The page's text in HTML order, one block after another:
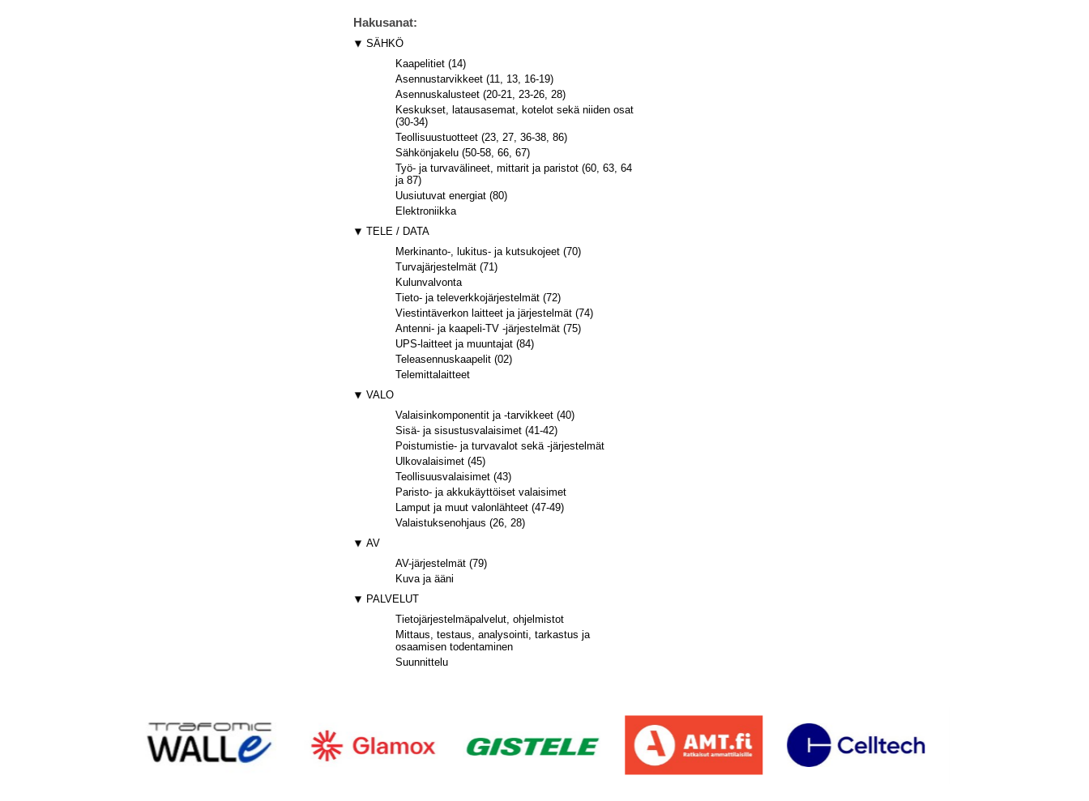
Hakusanat:
SÄHKÖ
Kaapelitiet (14)
Asennustarvikkeet (11, 13, 16-19)
Asennuskalusteet (20-21, 23-26, 28)
Keskukset, latausasemat, kotelot sekä niiden osat
(30-34)
Teollisuustuotteet (23, 27, 36-38, 86)
Sähkönjakelu (50-58, 66, 67)
Työ- ja turvavälineet, mittarit ja paristot (60, 63, 64
ja 87)
Uusiutuvat energiat (80)
Elektroniikka
TELE / DATA
Merkinanto-, lukitus- ja kutsukojeet (70)
Turvajärjestelmät (71)
Kulunvalvonta
Tieto- ja televerkkojärjestelmät (72)
Viestintäverkon laitteet ja järjestelmät (74)
Antenni- ja kaapeli-TV -järjestelmät (75)
UPS-laitteet ja muuntajat (84)
Teleasennuskaapelit (02)
Telemittalaitteet
VALO
Valaisinkomponentit ja -tarvikkeet (40)
Sisä- ja sisustusvalaisimet (41-42)
Poistumistie- ja turvavalot sekä -järjestelmät
Ulkovalaisimet (45)
Teollisuusvalaisimet (43)
Paristo- ja akkukäyttöiset valaisimet
Lamput ja muut valonlähteet (47-49)
Valaistuksenohjaus (26, 28)
AV
AV-järjestelmät (79)
Kuva ja ääni
PALVELUT
Tietojärjestelmäpalvelut, ohjelmistot
Mittaus, testaus, analysointi, tarkastus ja
osaamisen todentaminen
Suunnittelu